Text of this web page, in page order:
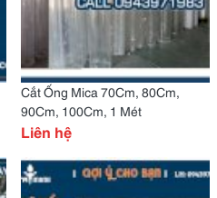
Cắt Ống Mica 70Cm, 80Cm,
90Cm, 100Cm, 1 Mét
Liên hệ